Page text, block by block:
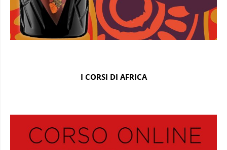
I CORSI DI AFRICA